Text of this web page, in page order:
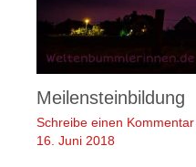
Meilensteinbildung
Schreibe einen Kommentar
16. Juni 2018